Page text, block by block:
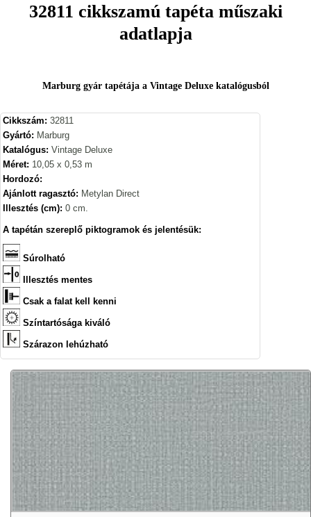
32811 cikkszamú tapéta műszaki
adatlapja
Marburg gyár tapétája a Vintage Deluxe katalógusból
Cikkszám: 32811
Gyártó: Marburg
Katalógus: Vintage Deluxe
Méret: 10,05 x 0,53 m
Hordozó:
Ajánlott ragasztó: Metylan Direct
Illesztés (cm): 0 cm.
A tapétán szereplő piktogramok és jelentésük:
Súrolható
Illesztés mentes
Csak a falat kell kenni
Színtartósága kiváló
Szárazon lehúzható